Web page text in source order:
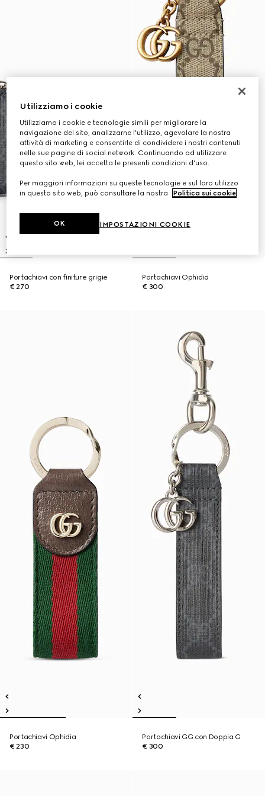
Portachiavi con finiture grigie
€ 270
Portachiavi Ophidia
€ 300
Portachiavi Ophidia
€ 230
Portachiavi GG con Doppia G
€ 300
Utilizziamo i cookie
Utilizziamo i cookie e tecnologie simili per migliorare la
navigazione del sito, analizzarne l'utilizzo, agevolare la nostra
attività di marketing e consentirle di condividere i nostri contenuti
nelle sue pagine di social network. Continuando ad utilizzare
questo sito web, lei accetta le presenti condizioni d'uso.
Per maggiori informazioni su queste tecnologie e sul loro utilizzo
in questo sito web, può consultare la nostra
Politica sui cookie
IMPOSTAZIONI COOKIE
OK